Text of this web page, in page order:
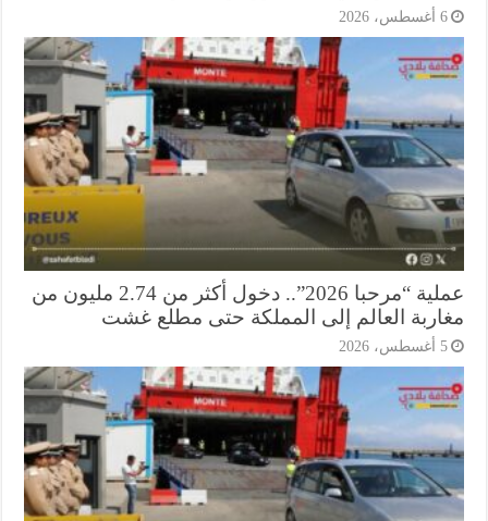
عملية “مرحبا 2026”.. دخول أكثر من 2.74 مليون من
العالم إلى المملكة حتى مطلع غشت